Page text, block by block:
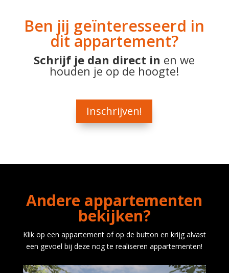
Ben jij geïnteresseerd in
dit appartement?
Schrijf je dan direct in en we
houden je op de hoogte!
Inschrijven!
Andere appartementen
bekijken?
Klik op een appartement of op de button en krijg alvast
een gevoel bij deze nog te realiseren appartementen!